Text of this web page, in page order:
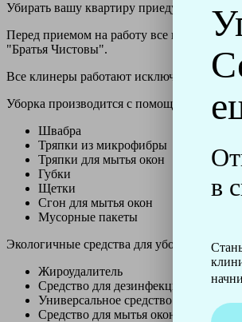
в
Убирать вашу квартиру приедут
Перед приемом на работу все клинеры
"Братья Чистовы".
Все клинеры работают исключительно в
Уборка производится с помощью
Швабра
Тряпки из микрофибры
Тряпки для мытья окон
Губки
Щетки
Сгон для мытья окон
Мусорные пакеты
Экологичные средства для уборки
Жироудалитель
Средство для дезинфекции
Универсальное средство
Средство для мытья окон